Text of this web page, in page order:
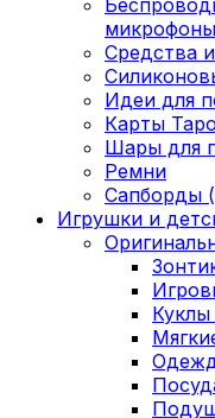
микрофоны
Средства
Идеи для
Карты Таро
Шары для
Ремни
Сапборды
Игрушки и
Куклы